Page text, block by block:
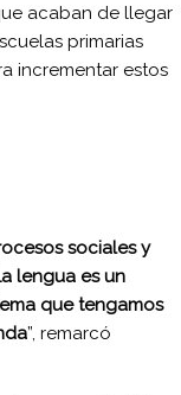
acaban de llegar
primarias
incrementar estos
sociales y
lengua es un
que tengamos
”, remarcó